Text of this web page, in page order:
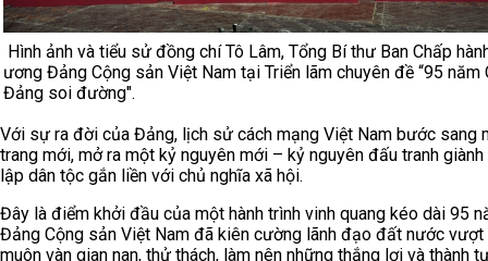
Hình ảnh và tiểu sử đồng chí Tô Lâm, Tổng Bí thư Ban Chấp
ương Đảng Cộng sản Việt Nam tại Triển lãm chuyên đề “95 năm
Đảng soi đường".
Với sự ra đời của Đảng, lịch sử cách mạng Việt Nam bước sang
trang mới, mở ra một kỷ nguyên mới – kỷ nguyên đấu tranh
lập dân tộc gắn liền với chủ nghĩa xã hội.
Đây là điểm khởi đầu của một hành trình vinh quang kéo dài 95
Đảng Cộng sản Việt Nam đã kiên cường lãnh đạo đất nước vượt
muôn vàn gian nan, thử thách, làm nên những thắng lợi và thành